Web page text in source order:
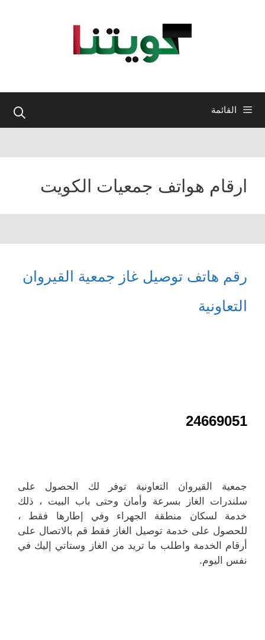
القائمة
ارقام هواتف جمعيات الكويت
رقم هاتف توصيل غاز جمعية القيروان
التعاونية
24669051
جمعية القيروان التعاونية توفر لك الحصول على
سلندرات الغاز بسرعة وأمان وحتى باب البيت ، ذلك
خدمة لسكان منطقة الجهراء وفي إطارها فقط ،
للحصول على خدمة توصيل الغاز فقط قم بالاتصال على
أرقام الخدمة واطلب ما تريد من الغاز وستاتي إليك في
نفس اليوم.